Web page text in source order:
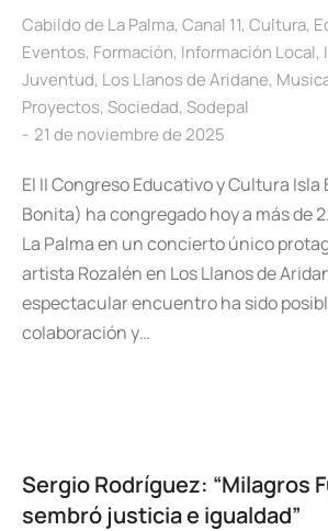
Cabildo de La Palma, Canal 11, Cultura,
Eventos, Formación, Información Local,
Juventud, Los Llanos de Aridane,
Proyectos, Sociedad, Sodepal
21 de noviembre de 2025
El II Congreso Educativo y Cultura Isla
Bonita) ha congregado hoy a más de
La Palma en un concierto único
artista Rozalén en Los Llanos de
espectacular encuentro ha sido
colaboración y…
Sergio Rodríguez: “Milagros
sembró justicia e igualdad”